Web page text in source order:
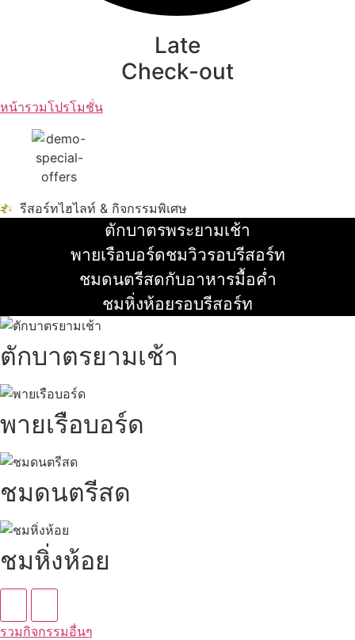
Late
Check-out
หน้ารวมโปรโมชั่น
รีสอร์ทไฮไลท์ & กิจกรรมพิเศษ
ตักบาตรพระยามเช้า
อ่านเพิ่ม
พายเรือบอร์ดชมวิวรอบรีสอร์ท
อ่านเพิ่ม
ชมดนตรีสดกับอาหารมื้อค่ำ
อ่านเพิ่ม
ชมหิ่งห้อยรอบรีสอร์ท
ตักบาตรยามเช้า
พายเรือบอร์ด
ชมดนตรีสด
ชมหิ่งห้อย
รวมกิจกรรมอื่นๆ